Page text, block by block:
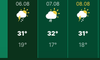
06.08
31°
19°
07.08
32°
17°
08.08
31°
18°